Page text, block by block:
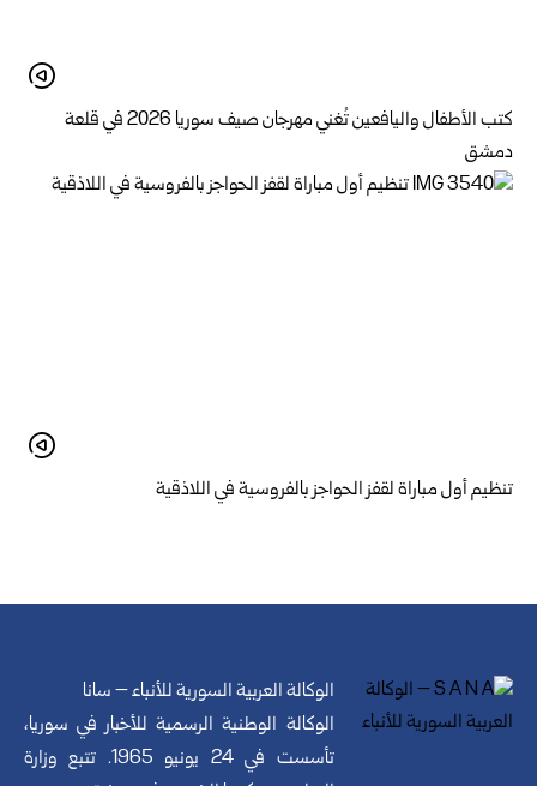
كتب الأطفال واليافعين تُغني مهرجان صيف سوريا 2026 في قلعة
دمشق
تنظيم أول مباراة لقفز الحواجز بالفروسية في اللاذقية
الوكالة العربية السورية للأنباء – سانا
الوكالة الوطنية الرسمية للأخبار في سوريا،
تأسست في 24 يونيو 1965. تتبع وزارة